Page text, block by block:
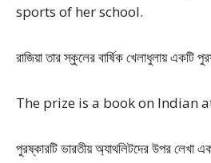
sports of her school.
রাজিয়া তার স্কুলের বার্ষিক খেলাধুলায় একটি
The prize is a book on Indian
পুরষ্কারটি ভারতীয় অ্যাথলিটদের উপর লেখা